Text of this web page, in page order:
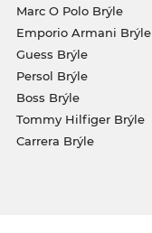
Marc O Polo Brýle
Emporio Armani Brýle
Guess Brýle
Persol Brýle
Boss Brýle
Tommy Hilfiger Brýle
Carrera Brýle